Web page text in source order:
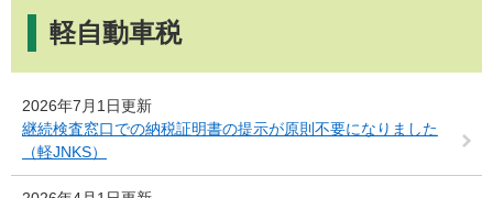
軽自動車税
2026年7月1日更新
継続検査窓口での納税証明書の提示が原則不要になりました
（軽JNKS）